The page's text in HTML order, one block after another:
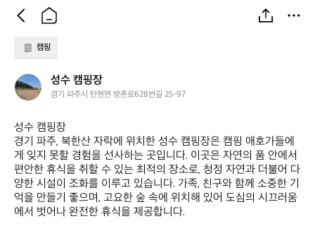
캠핑
성
수
핑
장
성수 캠핑장
경기 파주시 탄현면 방촌로628번길 25-97
성수 캠핑장
경기 파주, 북한산 자락에 위치한 성수 캠핑장은 캠핑 애호가들에
게 잊지 못할 경험을 선사하는 곳입니다. 이곳은 자연의 품 안에서
편안한 휴식을 취할 수 있는 최적의 장소로, 청정 자연과 더불어 다
양한 시설이 조화를 이루고 있습니다. 가족, 친구와 함께 소중한 기
억을 만들기 좋으며, 고요한 숲 속에 위치해 있어 도심의 시끄러움
에서 벗어나 완전한 휴식을 제공합니다.